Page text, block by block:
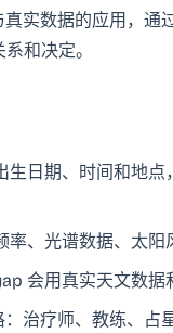
实数据的应用，通
和决定。
生日期、时间和地
、光谱数据、太阳
会用真实天文数据
治疗师、教练、占